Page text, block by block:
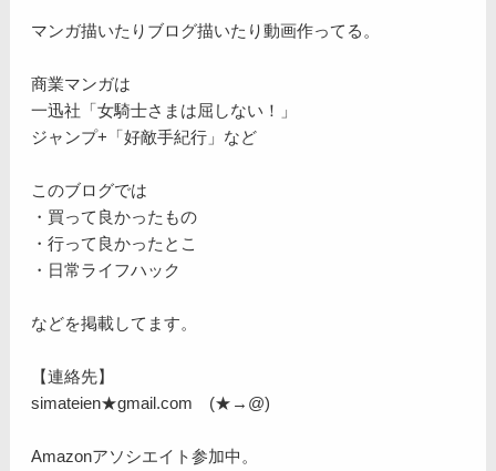
マンガ描いたりブログ描いたり動画作ってる。
商業マンガは
一迅社「女騎士さまは屈しない！」
ジャンプ+「好敵手紀行」など
このブログでは
・買って良かったもの
・行って良かったとこ
・日常ライフハック
などを掲載してます。
【連絡先】
simateien★gmail.com (★→@)
Amazonアソシエイト参加中。